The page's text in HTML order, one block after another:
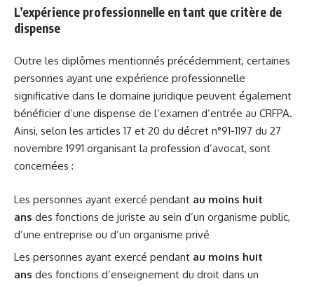
L’expérience professionnelle en tant que critère de
dispense
Outre les diplômes mentionnés précédemment, certaines
personnes ayant une expérience professionnelle
significative dans le domaine juridique peuvent également
bénéficier d’une dispense de l’examen d’entrée au CRFPA.
Ainsi, selon les articles 17 et 20 du décret n°91-1197 du 27
novembre 1991 organisant la profession d’avocat, sont
concernées :
Les personnes ayant exercé pendant au moins huit
ans des fonctions de juriste au sein d’un organisme public,
d’une entreprise ou d’un organisme privé
Les personnes ayant exercé pendant au moins huit
ans des fonctions d’enseignement du droit dans un